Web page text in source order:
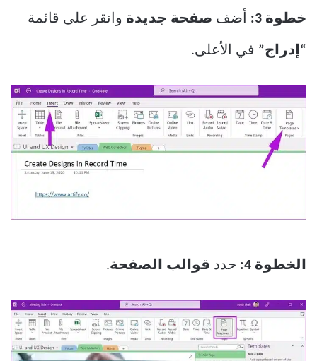
خطوة 3: أضف صفحة جديدة وانقر على قائمة
“إدراج” في الأعلى.
الخطوة 4: حدد قوالب الصفحة.